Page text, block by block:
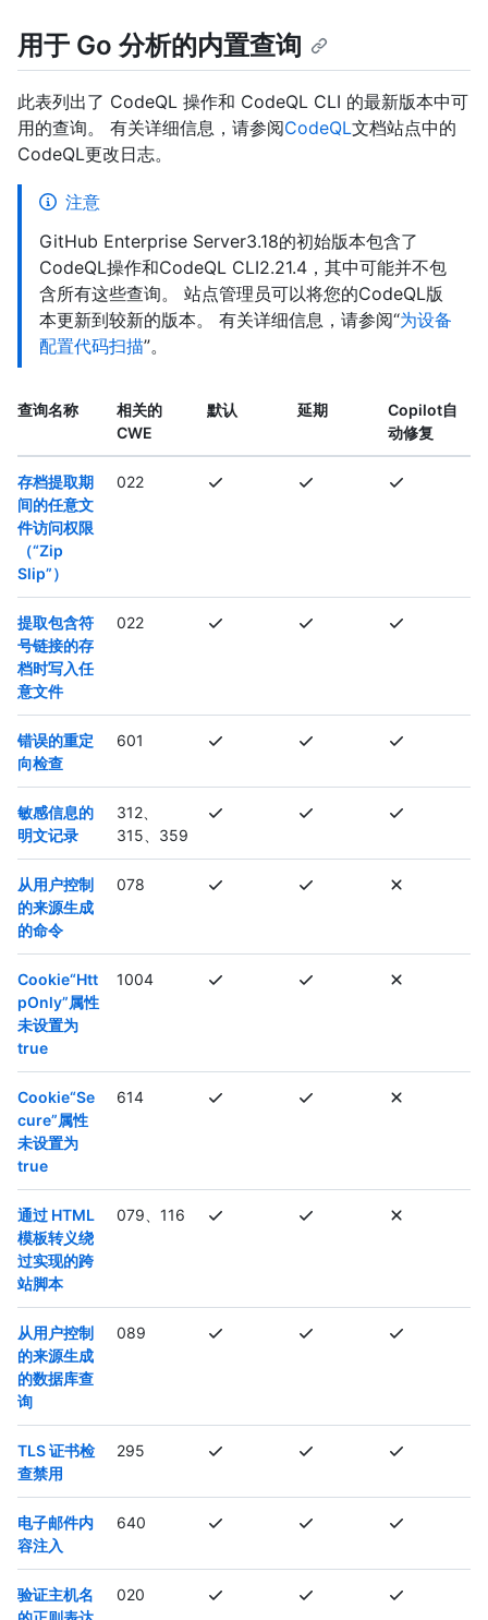
用于 Go 分析的内置查询
此表列出了 CodeQL 操作和 CodeQL CLI 的最新版本中可
用的查询。 有关详细信息，请参阅CodeQL文档站点中的
CodeQL更改日志。
注意
GitHub Enterprise Server3.18的初始版本包含了
CodeQL操作和CodeQL CLI2.21.4，其中可能并不包
含所有这些查询。 站点管理员可以将您的CodeQL版
本更新到较新的版本。 有关详细信息，请参阅“为设备
配置代码扫描”。
查询名称
相关的
CWE
默认 延期
Copilot自
动修复
存档提取期
间的任意文
件访问权限
（“Zip
Slip”）
022
提取包含符
号链接的存
档时写入任
意文件
022
错误的重定
向检查
601
敏感信息的
明文记录
312、
315、359
从用户控制
的来源生成
的命令
078
Cookie“Htt
pOnly”属性
未设置为
true
1004
Cookie“Se
cure”属性
未设置为
true
614
通过 HTML
模板转义绕
过实现的跨
站脚本
079、116
从用户控制
的来源生成
的数据库查
询
089
TLS 证书检
查禁用
295
电子邮件内
容注入
640
验证主机名
020